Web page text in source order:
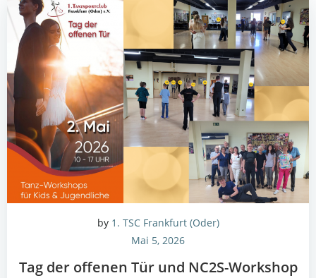
by 1. TSC Frankfurt (Oder)
Mai 5, 2026
Tag der offe­nen Tür und NC2S-Workshop